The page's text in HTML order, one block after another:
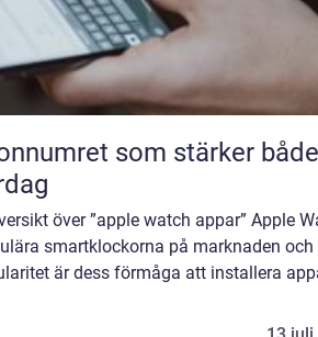
som stärker både
över ”apple watch appar” Apple
smartklockorna på marknaden och
är dess förmåga att installera